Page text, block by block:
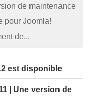
de maintenance
pour Joomla!
de...
est disponible
| Une version de